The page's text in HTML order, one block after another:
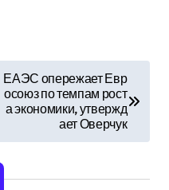
ЕАЭС опережает Евр
осоюз по темпам рост
а экономики, утвержд
ает Оверчук